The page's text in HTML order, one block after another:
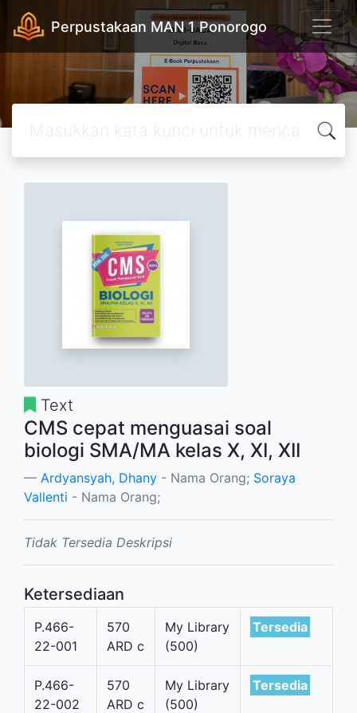
Perpustakaan MAN 1 Ponorogo
Text
CMS cepat menguasai soal
biologi SMA/MA kelas X, XI, XII
Ardyansyah, Dhany - Nama Orang; Soraya
Vallenti - Nama Orang;
Tidak Tersedia Deskripsi
Ketersediaan
P.466-
22-001
570
ARD c
My Library
(500)
Tersedia
P.466-
22-002
570
ARD c
My Library
(500)
Tersedia